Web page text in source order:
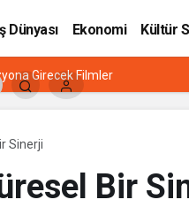
Dünyası Ekonomi Kültür
Girecek Filmler
Sinerji
Bir